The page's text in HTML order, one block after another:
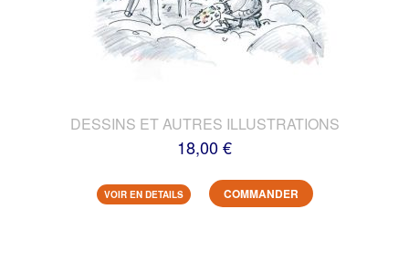
DESSINS ET AUTRES ILLUSTRATIONS
18,00 €
VOIR EN DETAILS COMMANDER